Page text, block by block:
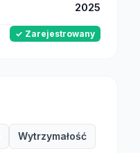
2025
✓ Zarejestrowany
Wytrzymałość